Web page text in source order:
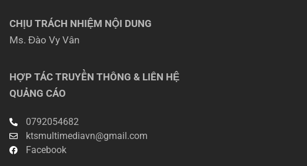
CHỊU TRÁCH NHIỆM NỘI DUNG
Ms. Đào Vy Vân
HỢP TÁC TRUYỀN THÔNG & LIÊN HỆ
QUẢNG CÁO
0792054682
ktsmultimediavn@gmail.com
Facebook